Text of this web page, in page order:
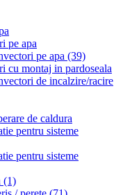
pe apa
pe apa (39)
cu montaj in pardoseala
de incalzire/racire
de caldura
pentru sisteme
pentru sisteme
(1)